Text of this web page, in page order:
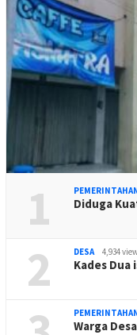
1 Diduga
2 DESA 4,934
Kades
Warga